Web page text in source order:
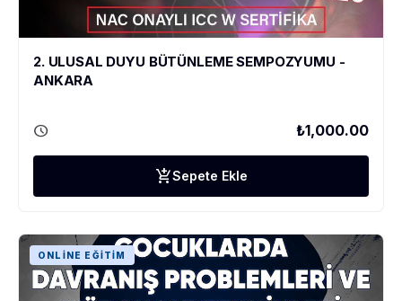
2. ULUSAL DUYU BÜTÜNLEME SEMPOZYUMU -
ANKARA
schedule ₺1,000.00
add_shopping_cartSepete Ekle
ONLINE EĞITIM